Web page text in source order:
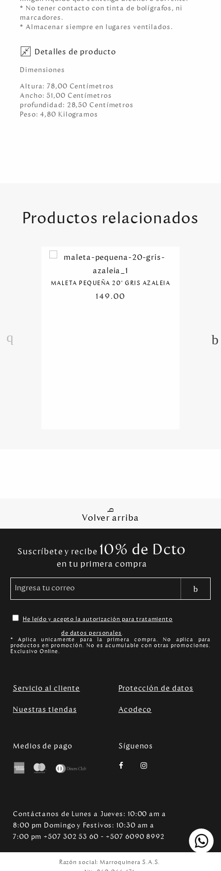
* No tener contacto con tinta de bolígrafos, ni
marcadores.
* Almacenar siempre en lugares ventilados.
Detalles de producto
Dimensiones
Altura:78,00 Centímetros
Ancho:51,00 Centímetros
profundidad: 28,50 Centímetros
Peso:4,80 Kilogramos
Productos relacionados
MALETA PEQUEÑA 20" GRIS AZALEIA
149.00
Volver arriba
Suscríbete y recibe 10% de Dcto
en tu primera compra
He leído y acepto la autorización para tratamiento
de datos personales.
* Aplica unicamente para la primera compra. No aplica para
productos en promoción. No es acumulable con otras promociones.
Exclusivo Online.
Servicio al cliente Protección de datos
Nuestras tiendas Acodeco
Medios de pago Síguenos
Contáctanos de Lunes a Jueves: 10:00 am a
8:00 pm Domingo y Festivos: 10:30 am a
7:00 pm +507 302 53 60 - +507 6090 8992
Razón social: Marroquinera S.A.S.